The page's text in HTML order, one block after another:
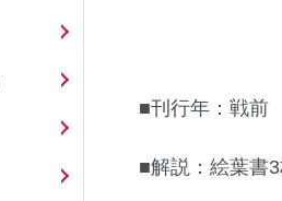
■刊行年：戦前
■解説：絵葉書